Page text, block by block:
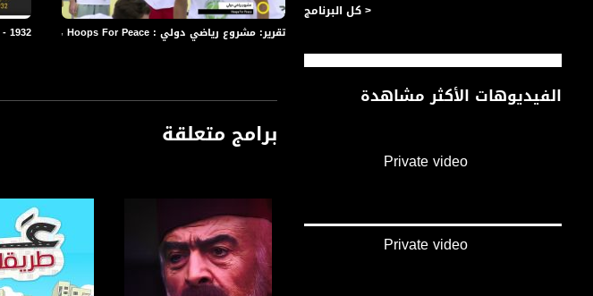
1932 - تأسيس منظمة الشرطة الجنائية الدولية " الانتربول"- ذاكرة في التاريخ-07.09.2019 تقرير: مشروع رياضي دولي : Hoops For Peace ،صباحنا غير،4-9-2018،قناة مساواة الفضائية
برامج متعلقة
< كل البرنامج
الفيديوهات الأكثر مشاهدة
Private video
Private video